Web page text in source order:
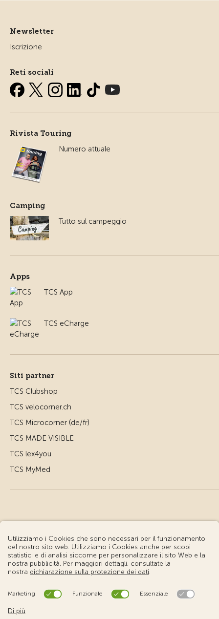
Newsletter
Iscrizione
Reti sociali
Rivista Touring
Numero attuale
Camping
Tutto sul campeggio
Apps
TCS App
TCS eCharge
Siti partner
TCS Clubshop
TCS velocorner.ch
TCS Microcorner (de/fr)
TCS MADE VISIBLE
TCS lex4you
TCS MyMed
© Touring Club Svizzero
Condizioni d'uso – Informazioni giuridiche